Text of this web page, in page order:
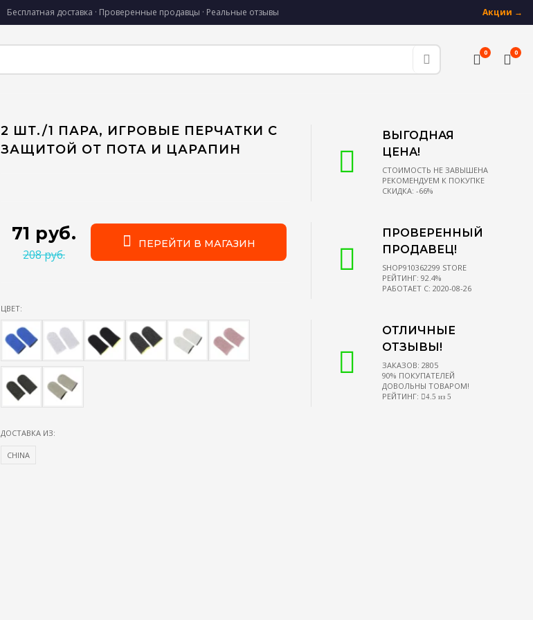
Бесплатная доставка · Проверенные продавцы · Реальные отзывы Акции →
0 0
2 ШТ./1 ПАРА, ИГРОВЫЕ ПЕРЧАТКИ С
ЗАЩИТОЙ ОТ ПОТА И ЦАРАПИН
71 руб.
208 руб.
ПЕРЕЙТИ В МАГАЗИН
ЦВЕТ:
ДОСТАВКА ИЗ:
CHINA
ВЫГОДНАЯ
ЦЕНА!
СТОИМОСТЬ НЕ ЗАВЫШЕНА
РЕКОМЕНДУЕМ К ПОКУПКЕ
СКИДКА: -66%
ПРОВЕРЕННЫЙ
ПРОДАВЕЦ!
SHOP910362299 STORE
РЕЙТИНГ: 92.4%
РАБОТАЕТ С: 2020-08-26
ОТЛИЧНЫЕ
ОТЗЫВЫ!
ЗАКАЗОВ: 2805
90% ПОКУПАТЕЛЕЙ
ДОВОЛЬНЫ ТОВАРОМ!
РЕЙТИНГ:
4.5 из 5